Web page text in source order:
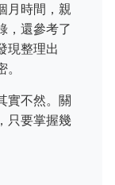
月時間，親
，還參考了
現整理出
實不然。關
只要掌握幾